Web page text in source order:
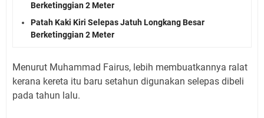
Berketinggian 2 Meter
Patah Kaki Kiri Selepas Jatuh Longkang Besar
Berketinggian 2 Meter
Menurut Muhammad Fairus, lebih membuatkannya ralat
kerana kereta itu baru setahun digunakan selepas dibeli
pada tahun lalu.